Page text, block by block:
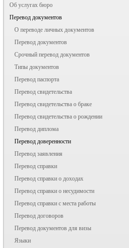
Об услугах бюро
Перевод документов
О переводе личных документов
Перевод документов
Срочный перевод документов
Типы документов
Перевод паспорта
Перевод свидетельства
Перевод свидетельства о браке
Перевод свидетельства о рождении
Перевод диплома
Перевод доверенности
Перевод заявления
Перевод справки
Перевод справки о доходах
Перевод справки о несудимости
Перевод справки с места работы
Перевод договоров
Перевод документов для визы
Языки